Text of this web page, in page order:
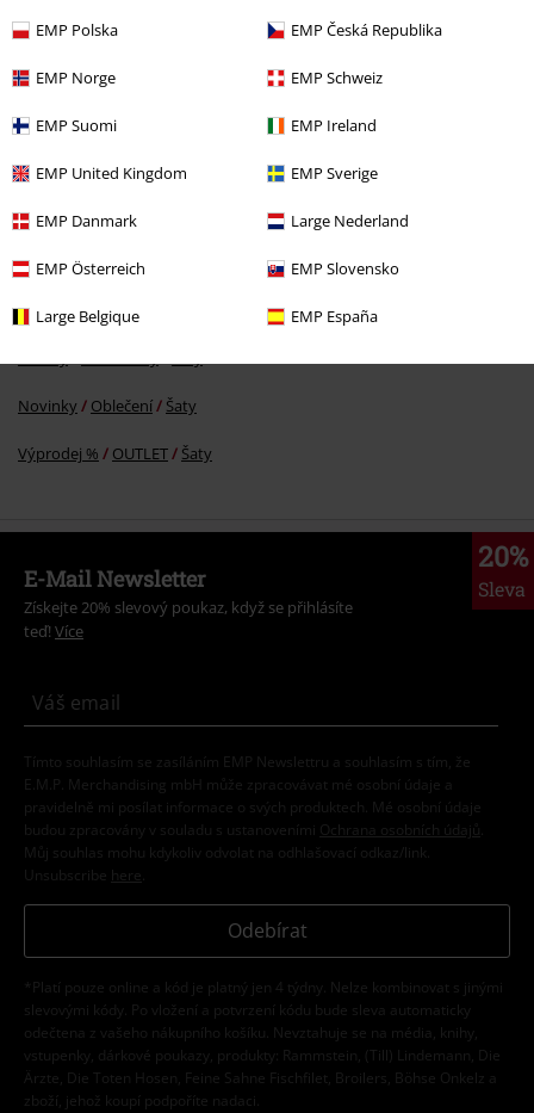
EMP Polska EMP Česká Republika
EMP Norge EMP Schweiz
EMP Suomi EMP Ireland
EMP United Kingdom EMP Sverige
EMP Danmark Large Nederland
EMP Österreich EMP Slovensko
Large Belgique EMP España
Kč 1.169,00
More categories. More options.
Značky Oblečení
Oblečení & doplňky Šaty
Novinky Oblečení Šaty
Výprodej % OUTLET Šaty
20%
Sleva
E-Mail Newsletter
Získejte 20% slevový poukaz, když se přihlásíte
teď! Více
Tímto souhlasím se zasíláním EMP Newslettru a souhlasím s tím, že
E.M.P. Merchandising mbH může zpracovávat mé osobní údaje a
pravidelně mi posílat informace o svých produktech. Mé osobní údaje
budou zpracovány v souladu s ustanoveními
Ochrana osobních údajů
Můj souhlas mohu kdykoliv odvolat na odhlašovací odkaz/link.
Unsubscribe here
Odebírat
*Platí pouze online a kód je platný jen 4 týdny. Nelze kombinovat s jinými
slevovými kódy. Po vložení a potvrzení kódu bude sleva automaticky
odečtena z vašeho nákupního košíku. Nevztahuje se na média, knihy,
vstupenky, dárkové poukazy, produkty: Rammstein, (Till) Lindemann, Die
Ärzte, Die Toten Hosen, Feine Sahne Fischfilet, Broilers, Böhse Onkelz a
zboží, jehož koupí podpoříte nadaci.